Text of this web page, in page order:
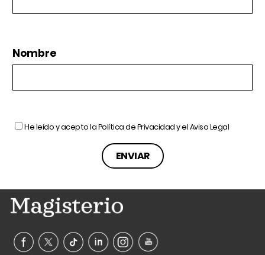
Nombre
He leído y acepto laPolítica de Privacidady elAviso Legal